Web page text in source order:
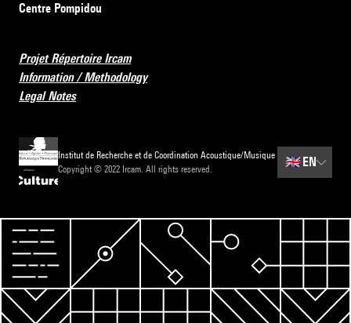
Centre Pompidou
Projet Répertoire Ircam
Information / Methodology
Legal Notes
Institut de Recherche et de Coordination Acoustique/Musique
Copyright © 2022 Ircam. All rights reserved.
🇬🇧 EN